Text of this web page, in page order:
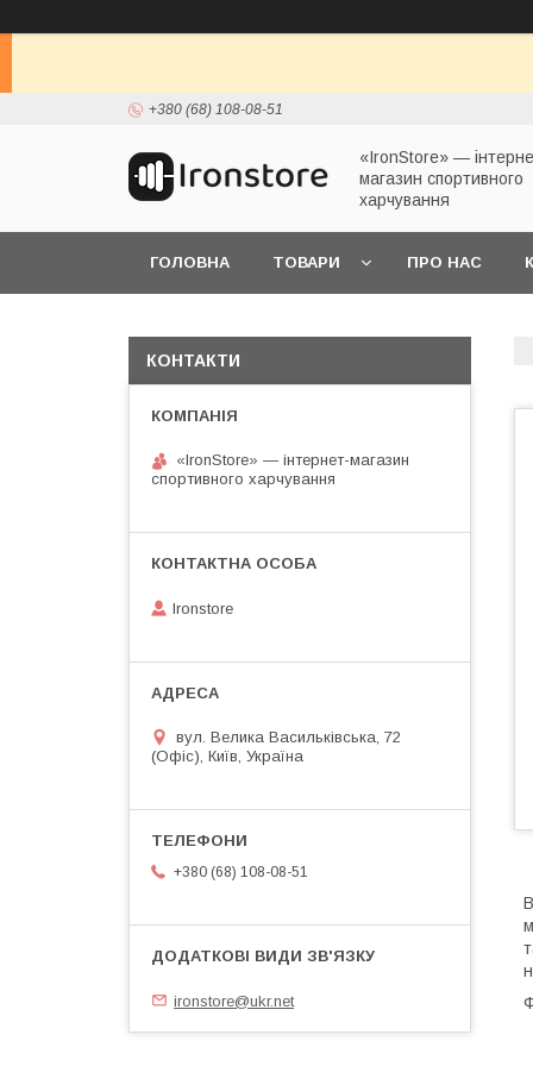
+380 (68) 108-08-51
«IronStore» —
магазин спортивного
харчування
ГОЛОВНА ТОВАРИ ПРО НАС
КОНТАКТИ
«IronStore» — інтернет-магазин
спортивного харчування
Ironstore
вул. Велика Васильківська, 72
(Офіс), Київ, Україна
+380 (68) 108-08-51
ironstore@ukr.net